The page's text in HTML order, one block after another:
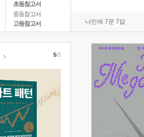
초등참고서
중등참고서
고등참고서
나민애 7문 7답
5/5